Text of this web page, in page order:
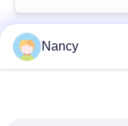
Nancy